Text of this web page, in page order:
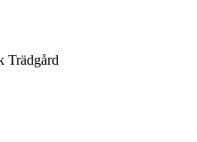
Trädgård